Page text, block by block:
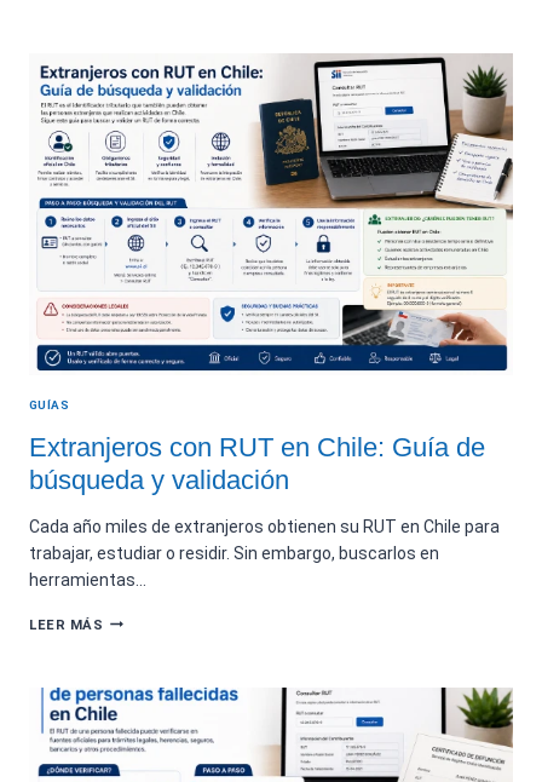
NO
TE
DA
EL
RUT
DE
UNA
PERSONA:
EXPLICACIÓN
TÉCNICA
GUÍAS
Extranjeros con RUT en Chile: Guía de
búsqueda y validación
Cada año miles de extranjeros obtienen su RUT en Chile para
trabajar, estudiar o residir. Sin embargo, buscarlos en
herramientas…
LEER MÁS EXTRANJEROS
EN
CHILE:
GUÍA